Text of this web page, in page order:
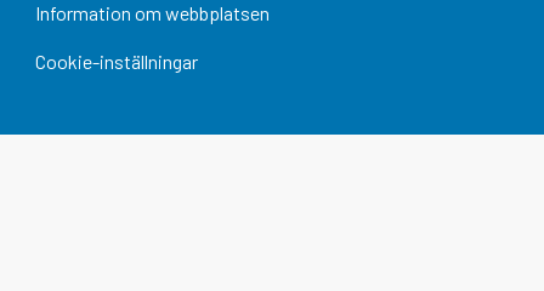
Information om webbplatsen
Cookie-inställningar